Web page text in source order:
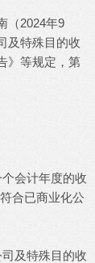
（2024年9
及特殊目的收
》等规定，第
会计年度的收
合已商业化公
及特殊目的收